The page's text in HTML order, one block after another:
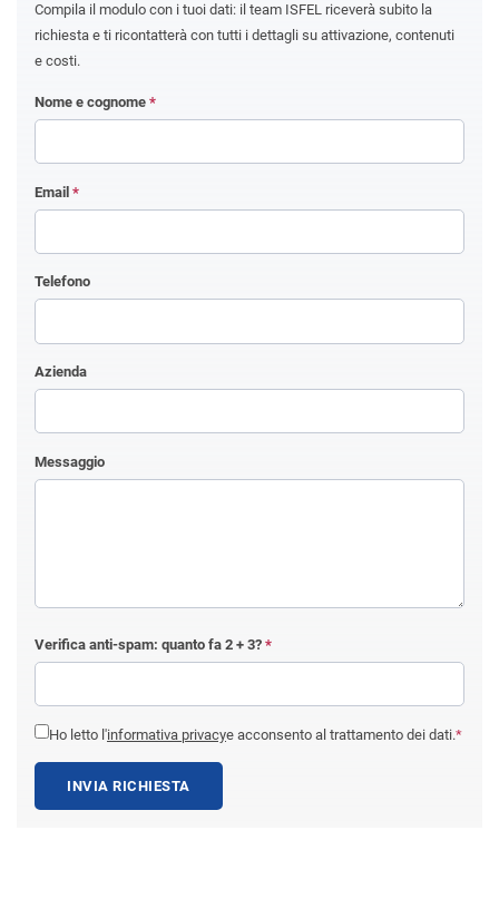
Compila il modulo con i tuoi dati: il team ISFEL riceverà subito la
richiesta e ti ricontatterà con tutti i dettagli su attivazione, contenuti
e costi.
Nome e cognome *
Email *
Telefono
Azienda
Messaggio
Verifica anti-spam: quanto fa 2 + 3? *
Ho letto l'informativa privacye acconsento al trattamento dei dati.*
INVIA RICHIESTA